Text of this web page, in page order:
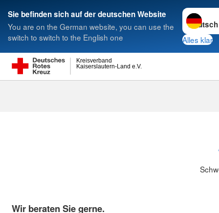
Sie befinden sich auf der deutschen Website
You are on the German website, you can use the
switch to switch to the English one
Sprache
Alles klar
Kaiserslautern-Land e.V.
Kreisverband
Suche
Wir beraten Sie gerne.